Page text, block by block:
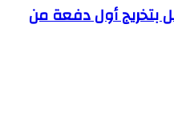
بتخريج أول دفعة من